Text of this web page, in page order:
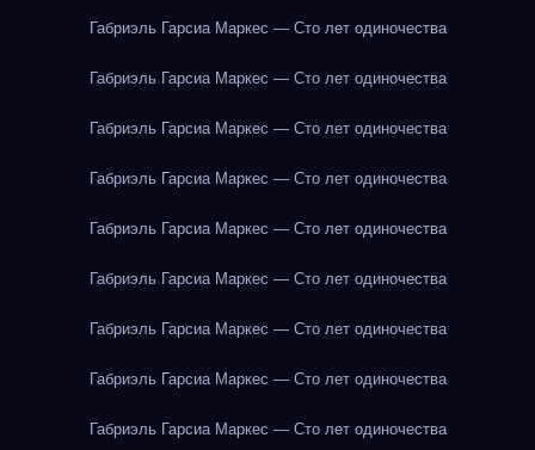
Габриэль Гарсиа Маркес — Сто лет одиночества
Габриэль Гарсиа Маркес — Сто лет одиночества
Габриэль Гарсиа Маркес — Сто лет одиночества
Габриэль Гарсиа Маркес — Сто лет одиночества
Габриэль Гарсиа Маркес — Сто лет одиночества
Габриэль Гарсиа Маркес — Сто лет одиночества
Габриэль Гарсиа Маркес — Сто лет одиночества
Габриэль Гарсиа Маркес — Сто лет одиночества
Габриэль Гарсиа Маркес — Сто лет одиночества